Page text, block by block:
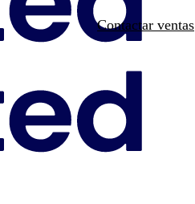
Contactar ventas